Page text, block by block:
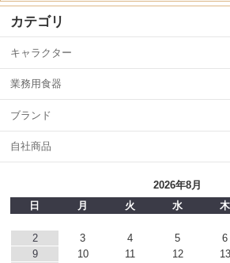
カテゴリ
キャラクター
業務用食器
ブランド
自社商品
2026年8月
日
月 火 水 木
2
3 4 5 6
9
10 11 12 13